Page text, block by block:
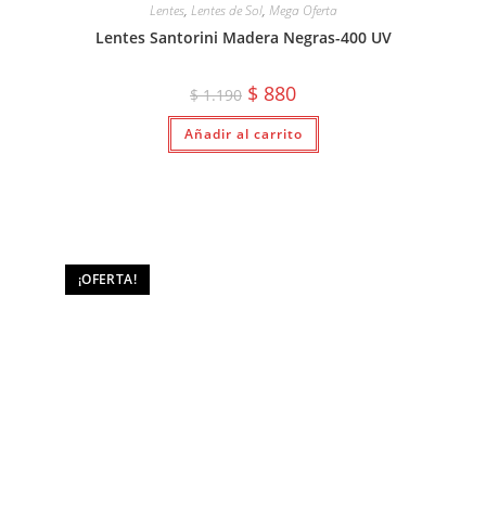
Lentes, Lentes de Sol, Mega Oferta
Lentes Santorini Madera Negras-400 UV
$1.190 El
precio
original
era:
$ 1.190.
$ 880El
actual
es:
$ 880.
Añadir al carrito
¡OFERTA!